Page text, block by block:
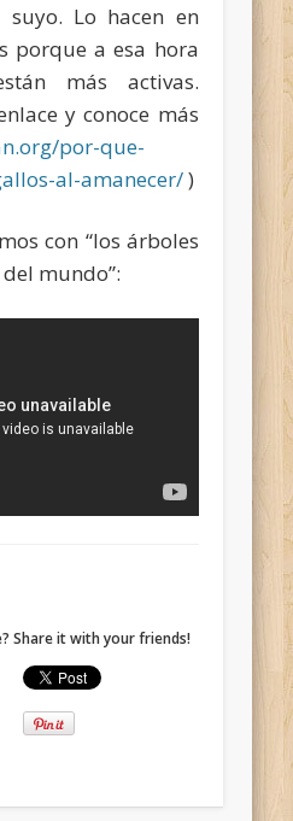
Lo hacen en
porque a esa hora
más activas.
y conoce más
por-que-
al-amanecer/)
con “los árboles
mundo”:
Share it with your friends!